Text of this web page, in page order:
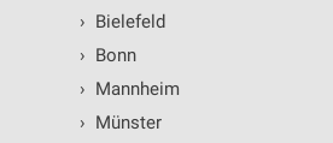
› Bielefeld
› Bonn
› Mannheim
› Münster